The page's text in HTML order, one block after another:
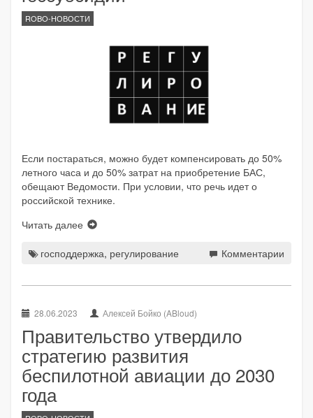
ROBO-НОВОСТИ
Если постараться, можно будет компенсировать до 50%
летного часа и до 50% затрат на приобретение БАС,
обещают Ведомости. При условии, что речь идет о
российской технике.
Читать далее
господдержка, регулирование Комментарии
28.06.2023 Алексей Бойко (ABloud)
Правительство утвердило
стратегию развития
беспилотной авиации до 2030
года